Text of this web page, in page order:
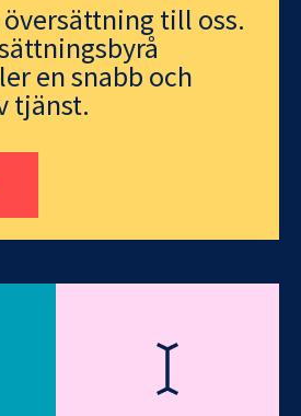
till oss.
en snabb och
tjänst.